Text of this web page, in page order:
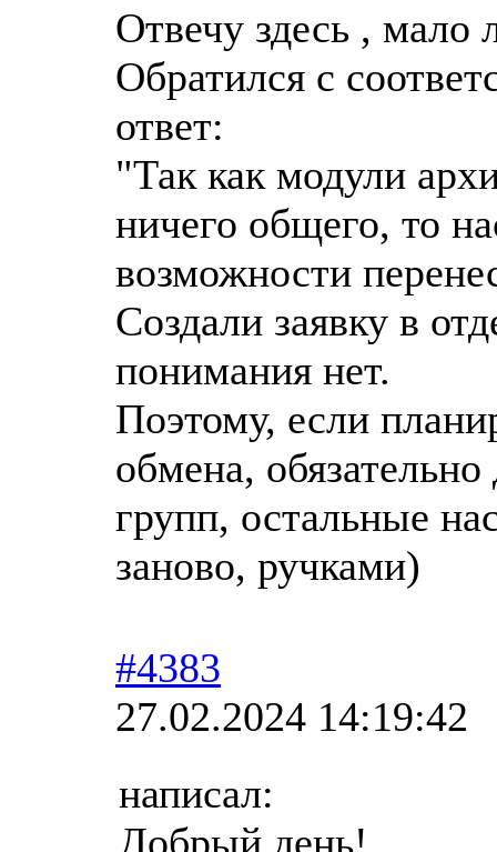
Отвечу здесь , мало
Обратился с
ответ:
"Так как модули
ничего общего, то
возможности
Создали заявку в
понимания нет.
Поэтому, если
обмена,
групп, остальные
заново, ручками)
#4383
27.02.2024 14:19:42
написал:
Добрый день!